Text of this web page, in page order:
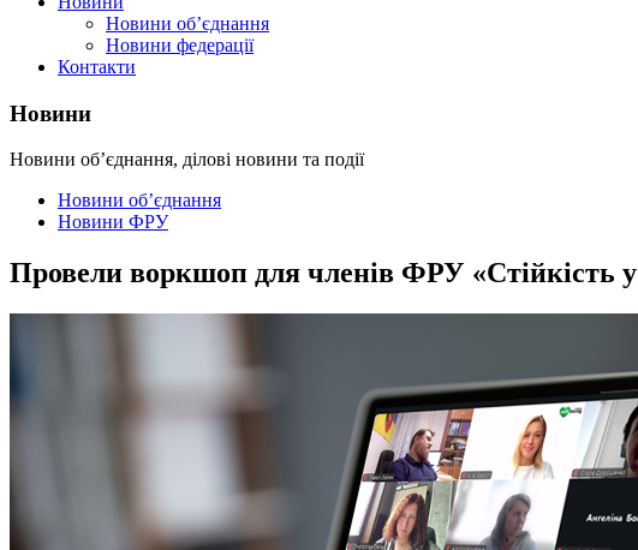
Новини об’єднання
Новини федерації
Контакти
Новини
Новини об’єднання, ділові новини та події
Новини об’єднання
Новини ФРУ
Провели воркшоп для членів ФРУ «Стійкість у